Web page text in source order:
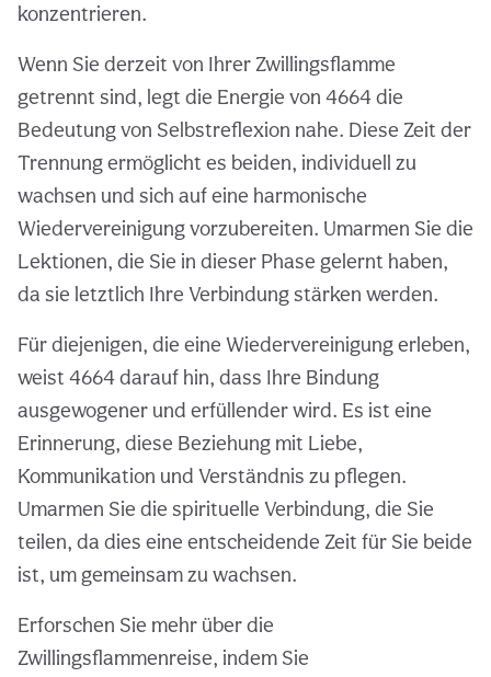
konzentrieren.
Wenn Sie derzeit von Ihrer Zwillingsflamme
getrennt sind, legt die Energie von 4664 die
Bedeutung von Selbstreflexion nahe. Diese Zeit der
Trennung ermöglicht es beiden, individuell zu
wachsen und sich auf eine harmonische
Wiedervereinigung vorzubereiten. Umarmen Sie die
Lektionen, die Sie in dieser Phase gelernt haben,
da sie letztlich Ihre Verbindung stärken werden.
Für diejenigen, die eine Wiedervereinigung erleben,
weist 4664 darauf hin, dass Ihre Bindung
ausgewogener und erfüllender wird. Es ist eine
Erinnerung, diese Beziehung mit Liebe,
Kommunikation und Verständnis zu pflegen.
Umarmen Sie die spirituelle Verbindung, die Sie
teilen, da dies eine entscheidende Zeit für Sie beide
ist, um gemeinsam zu wachsen.
Erforschen Sie mehr über die
Zwillingsflammenreise, indem Sie